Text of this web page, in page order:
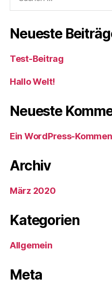
Neueste
Test-Beitrag
Hallo Welt!
Neueste
Ein WordPress-
Archiv
März 2020
Kategorien
Allgemein
Meta